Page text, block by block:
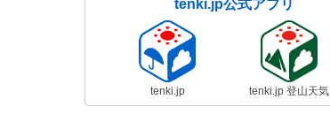
tenki.jp公式アプリ
tenki.jp tenki.jp 登山天気